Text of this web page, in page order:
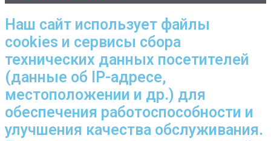
Наш сайт использует файлы
cookies и сервисы сбора
технических данных посетителей
(данные об IP-адресе,
местоположении и др.) для
обеспечения работоспособности и
улучшения качества обслуживания.